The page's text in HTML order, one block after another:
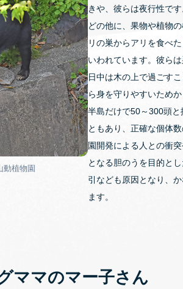
動植物園
きや、彼らは夜行性で
どの他に、果物や植物
リの巣からアリを食べ
いわれています。彼ら
日中は木の上で過ごす
ら身を守りやすいため
半島だけで50～300頭
ともあり、正確な個体
園開発による人との衝
となる胆のうを目的と
引なども原因となり、
ます。
ママのマー子さん